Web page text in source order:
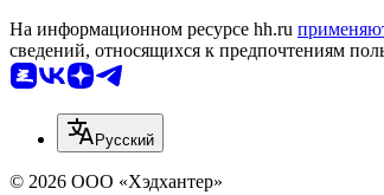
На информационном ресурсе hh.ru
сведений, относящихся к предпочтениям
Русский
© 2026 ООО «Хэдхантер»